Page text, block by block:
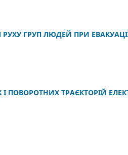
ГРУП ЛЮДЕЙ ПРИ
ТРАЄКТОРІЙ